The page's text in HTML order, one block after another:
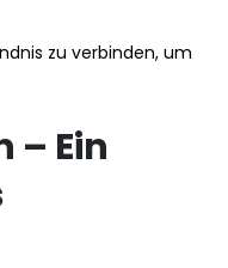
zu verbinden, um
– Ein